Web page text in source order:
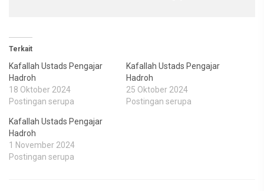
Terkait
Kafallah Ustads Pengajar
Hadroh
18 Oktober 2024
Postingan serupa
Kafallah Ustads Pengajar
Hadroh
25 Oktober 2024
Postingan serupa
Kafallah Ustads Pengajar
Hadroh
1 November 2024
Postingan serupa